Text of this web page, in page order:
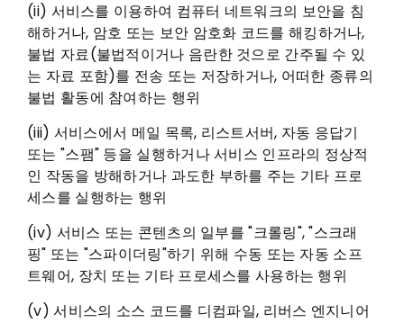
(ii) 서비스를 이용하여 컴퓨터 네트워크의 보안을 침
해하거나, 암호 또는 보안 암호화 코드를 해킹하거나,
불법 자료(불법적이거나 음란한 것으로 간주될 수 있
는 자료 포함)를 전송 또는 저장하거나, 어떠한 종류의
불법 활동에 참여하는 행위
(iii) 서비스에서 메일 목록, 리스트서버, 자동 응답기
또는 "스팸" 등을 실행하거나 서비스 인프라의 정상적
인 작동을 방해하거나 과도한 부하를 주는 기타 프로
세스를 실행하는 행위
(iv) 서비스 또는 콘텐츠의 일부를 "크롤링", "스크래
핑" 또는 "스파이더링"하기 위해 수동 또는 자동 소프
트웨어, 장치 또는 기타 프로세스를 사용하는 행위
(v) 서비스의 소스 코드를 디컴파일, 리버스 엔지니어